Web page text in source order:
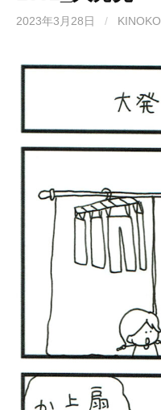
2023年3月28日 / KINOKO